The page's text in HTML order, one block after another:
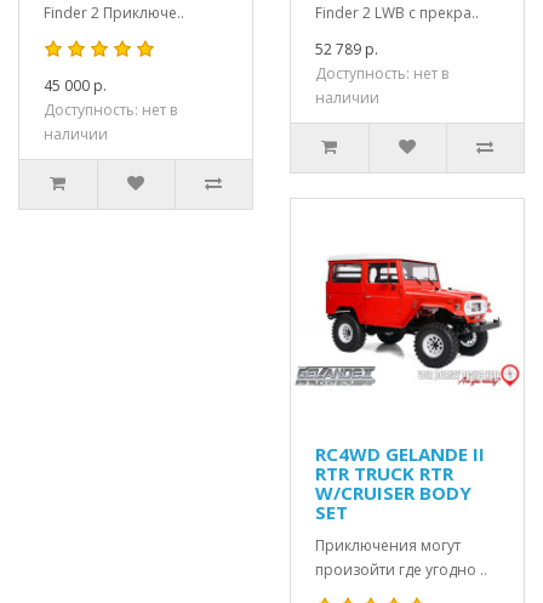
Finder 2 Приключе..
45 000 р.
Доступность: нет в
наличии
Finder 2 LWB с прекра..
52 789 р.
Доступность: нет в
наличии
RC4WD GELANDE II
RTR TRUCK RTR
W/CRUISER BODY
SET
Приключения могут
произойти где угодно ..